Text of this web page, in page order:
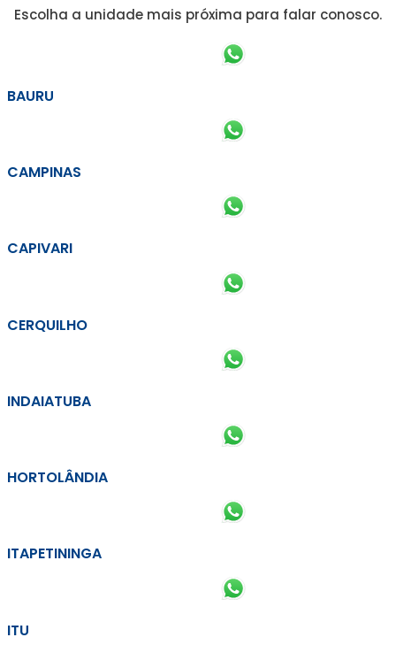
Escolha a unidade mais próxima para falar conosco.
BAURU
CAMPINAS
CAPIVARI
CERQUILHO
INDAIATUBA
HORTOLÂNDIA
ITAPETININGA
ITU